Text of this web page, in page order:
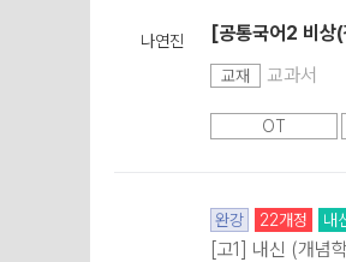
나연진
[공통국어2 비상
교재 교과서
OT
완강 22개정 내
[고1] 내신 (개념